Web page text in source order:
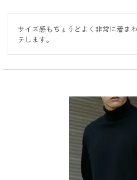
サイズ感もちょうどよく非常に着ま
テします。